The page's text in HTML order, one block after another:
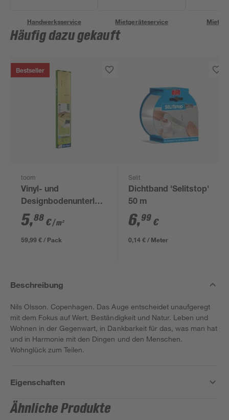
Handwerksservice Mietgeräteservice
Häufig dazu gekauft
Bestseller
toom
Vinyl- und
Designbodenunterlage
'Aquastop' 1,5 mm,
1,2 x 8,5 m, 10,2 m² +
Tape
5,88 €/ m²
59,99 € / Pack
Selit
Dichtband 'Selitstop'
50 m
6,99 €
0,14 € / Meter
Beschreibung
Nils Olsson. Copenhagen. Das Auge entscheidet unaufgeregt
mit dem Fokus auf Wert, Beständigkeit und Natur. Leben und
Wohnen in der Gegenwart, in Dankbarkeit für das, was man hat
und in Harmonie mit den Dingen und den Menschen.
Wohnglück zum Teilen.
Eigenschaften
Ähnliche Produkte